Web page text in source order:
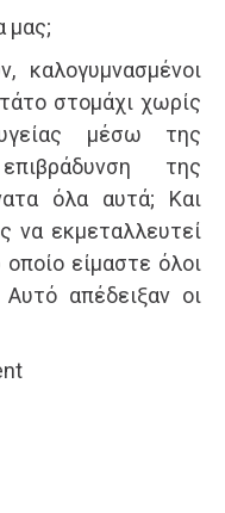
μας;
καλογυμνασμένοι
στομάχι χωρίς
μέσω της
της
όλα αυτά; Και
να εκμεταλλευτεί
είμαστε όλοι
Αυτό απέδειξαν οι